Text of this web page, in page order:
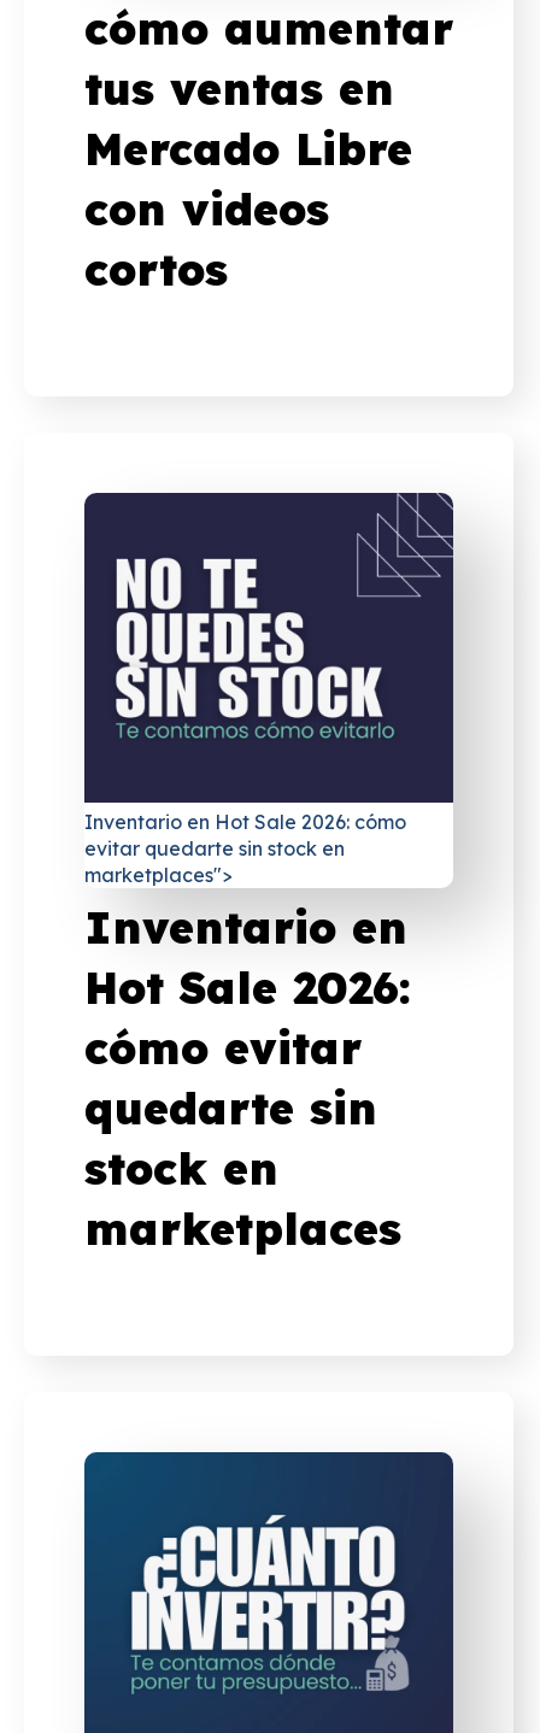
cómo aumentar
tus ventas en
Mercado Libre
con videos
cortos
Inventario en Hot Sale 2026: cómo
evitar quedarte sin stock en
marketplaces">
Inventario en
Hot Sale 2026:
cómo evitar
quedarte sin
stock en
marketplaces